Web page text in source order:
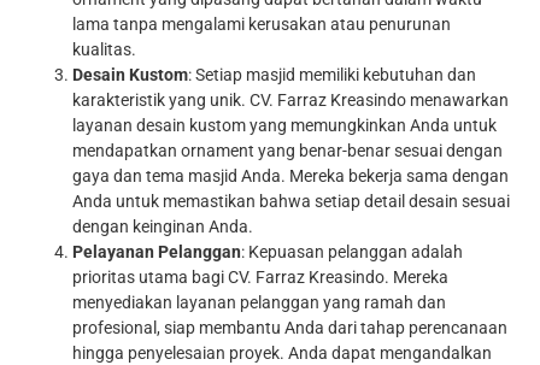
lama tanpa mengalami kerusakan atau penurunan
kualitas.
Desain Kustom: Setiap masjid memiliki kebutuhan dan
karakteristik yang unik. CV. Farraz Kreasindo menawarkan
layanan desain kustom yang memungkinkan Anda untuk
mendapatkan ornament yang benar-benar sesuai dengan
gaya dan tema masjid Anda. Mereka bekerja sama dengan
Anda untuk memastikan bahwa setiap detail desain sesuai
dengan keinginan Anda.
Pelayanan Pelanggan: Kepuasan pelanggan adalah
prioritas utama bagi CV. Farraz Kreasindo. Mereka
menyediakan layanan pelanggan yang ramah dan
profesional, siap membantu Anda dari tahap perencanaan
hingga penyelesaian proyek. Anda dapat mengandalkan